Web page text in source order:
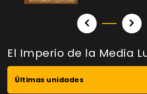
El Imperio de la Media
Últimas unidades